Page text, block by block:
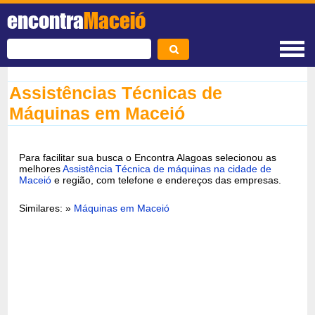
encontraMaceió
Assistências Técnicas de
Máquinas em Maceió
Para facilitar sua busca o Encontra Alagoas selecionou as
melhoresAssistência Técnica de máquinas na cidade de
Maceió e região, com telefone e endereços das empresas.
Similares: » Máquinas em Maceió